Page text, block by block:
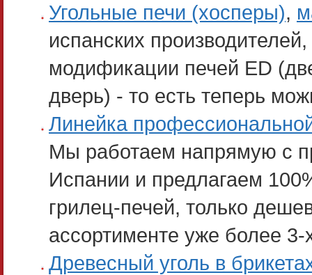
Угольные печи (хосперы),
испанских
модификации печей ED
дверь) - то есть теперь
Линейка
Мы работаем напрямую с
Испании и предлагаем
грилец-печей, только
ассортименте уже более 3-
Древесный уголь в